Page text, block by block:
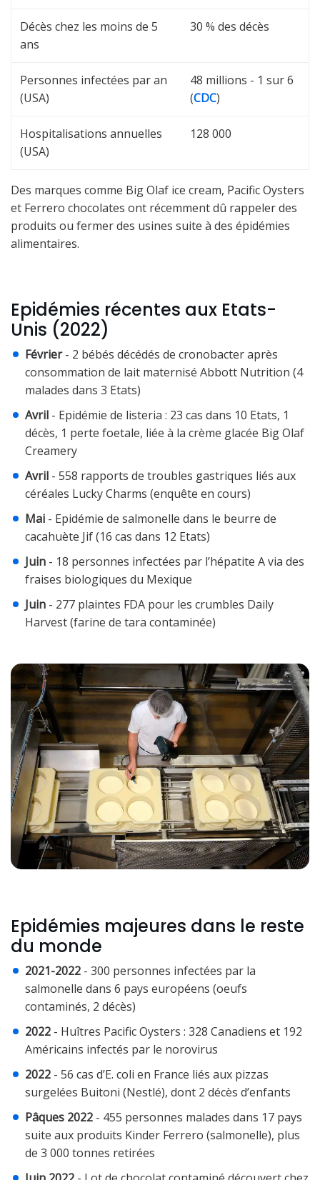
Décès chez les moins de 5
ans
30 % des décès
Personnes infectées par an
(USA)
48 millions - 1 sur 6
(CDC)
Hospitalisations annuelles
(USA)
128 000
Des marques comme Big Olaf ice cream, Pacific Oysters
et Ferrero chocolates ont récemment dû rappeler des
produits ou fermer des usines suite à des épidémies
alimentaires.
Epidémies récentes aux Etats-
Unis (2022)
Février- 2 bébés décédés de cronobacter après
consommation de lait maternisé Abbott Nutrition (4
malades dans 3 Etats)
Avril - Epidémie de listeria : 23 cas dans 10 Etats, 1
décès, 1 perte foetale, liée à la crème glacée Big Olaf
Creamery
Avril - 558 rapports de troubles gastriques liés aux
céréales Lucky Charms (enquête en cours)
Mai - Epidémie de salmonelle dans le beurre de
cacahuète Jif (16 cas dans 12 Etats)
Juin - 18 personnes infectées par l’hépatite A via des
fraises biologiques du Mexique
Juin - 277 plaintes FDA pour les crumbles Daily
Harvest (farine de tara contaminée)
Epidémies majeures dans le reste
du monde
2021-2022 - 300 personnes infectées par la
salmonelle dans 6 pays européens (oeufs
contaminés, 2 décès)
2022 - Huîtres Pacific Oysters : 328 Canadiens et 192
Américains infectés par le norovirus
2022 - 56 cas d’E. coli en France liés aux pizzas
surgelées Buitoni (Nestlé), dont 2 décès d’enfants
Pâques 2022 - 455 personnes malades dans 17 pays
suite aux produits Kinder Ferrero (salmonelle), plus
de 3 000 tonnes retirées